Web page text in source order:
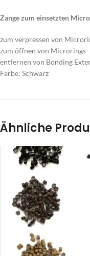
Zange zum einsetzten
zum verpressen von
zum öffnen von Microrings
entfernen von Bonding
Farbe: Schwarz
Ähnliche